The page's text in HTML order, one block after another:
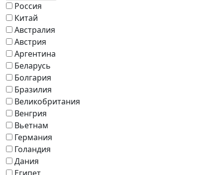
Россия
Китай
Австралия
Австрия
Аргентина
Беларусь
Болгария
Бразилия
Великобритания
Венгрия
Вьетнам
Германия
Голандия
Дания